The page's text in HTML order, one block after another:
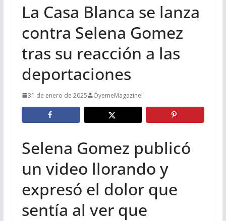
La Casa Blanca se lanza
contra Selena Gomez
tras su reacción a las
deportaciones
31 de enero de 2025 ÓyemeMagazine!
Selena Gomez publicó
un video llorando y
expresó el dolor que
sentía al ver que